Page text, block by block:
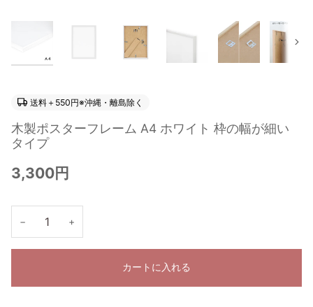
次
送料＋550円※沖縄・離島除く
木製ポスターフレーム A4 ホワイト 枠の幅が細い
タイプ
3,300円
− +
カートに入れる